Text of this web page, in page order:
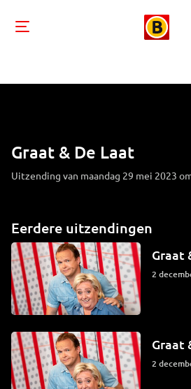
Graat & De Laat
Uitzending van maandag 29 mei 2023
Eerdere uitzendingen
Graat
2
Graat
2